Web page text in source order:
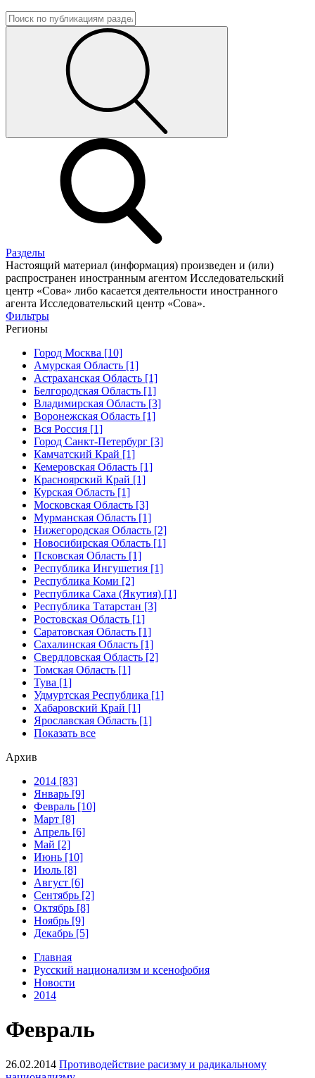
Разделы
Настоящий материал (информация) произведен и (или)
распространен иностранным агентом Исследовательский
центр «Сова» либо касается деятельности иностранного
агента Исследовательский центр «Сова».
Фильтры
Регионы
Город Москва [10]
Амурская Область [1]
Астраханская Область [1]
Белгородская Область [1]
Владимирская Область [3]
Воронежская Область [1]
Вся Россия [1]
Город Санкт-Петербург [3]
Камчатский Край [1]
Кемеровская Область [1]
Красноярский Край [1]
Курская Область [1]
Московская Область [3]
Мурманская Область [1]
Нижегородская Область [2]
Новосибирская Область [1]
Псковская Область [1]
Республика Ингушетия [1]
Республика Коми [2]
Республика Саха (Якутия) [1]
Республика Татарстан [3]
Ростовская Область [1]
Саратовская Область [1]
Сахалинская Область [1]
Свердловская Область [2]
Томская Область [1]
Тува [1]
Удмуртская Республика [1]
Хабаровский Край [1]
Ярославская Область [1]
Показать все
Архив
2014 [83]
Январь [9]
Февраль [10]
Март [8]
Апрель [6]
Май [2]
Июнь [10]
Июль [8]
Август [6]
Сентябрь [2]
Октябрь [8]
Ноябрь [9]
Декабрь [5]
Главная
Русский национализм и ксенофобия
Новости
2014
Февраль
26.02.2014 Противодействие расизму и радикальному